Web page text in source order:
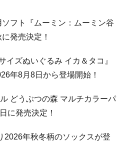
フト『ムーミン：ムーミン谷
発売決定！
イズぬいぐるみ イカ＆タコ』
年8月8日から登場開始！
どうぶつの森 マルチカラーパ
に発売決定！
2026年秋冬柄のソックスが登